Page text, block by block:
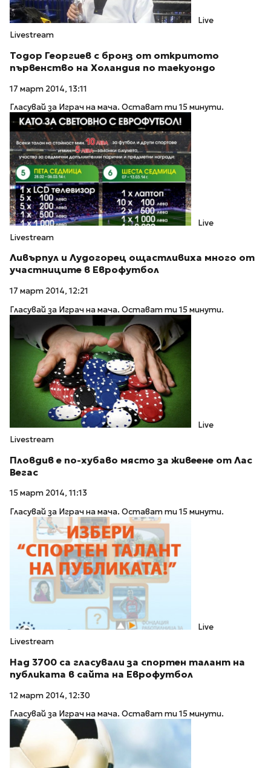
Live
Livestream
Тодор Георгиев с бронз от откритото
първенство на Холандия по таекуондо
17 март 2014, 13:11
Гласувай за Играч на мача. Остават ти 15 минути.
Live
Livestream
Ливърпул и Лудогорец ощастливиха много от
участниците в Еврофутбол
17 март 2014, 12:21
Гласувай за Играч на мача. Остават ти 15 минути.
Live
Livestream
Пловдив е по-хубаво място за живеене от Лас
Вегас
15 март 2014, 11:13
Гласувай за Играч на мача. Остават ти 15 минути.
Live
Livestream
Над 3700 са гласували за спортен талант на
публиката в сайта на Еврофутбол
12 март 2014, 12:30
Гласувай за Играч на мача. Остават ти 15 минути.